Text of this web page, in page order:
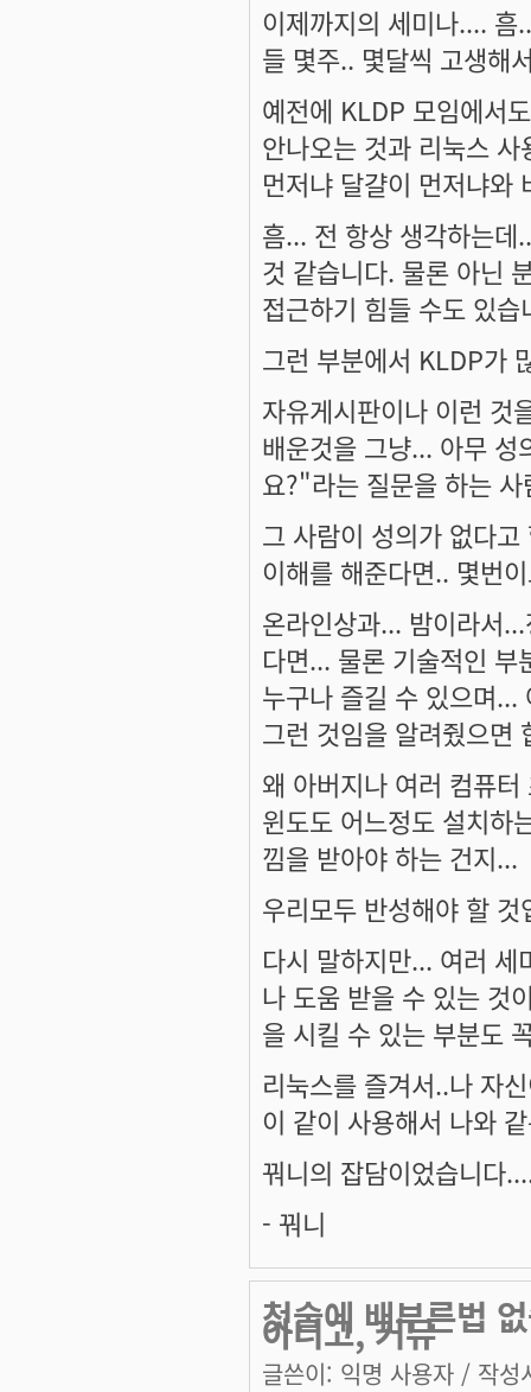
이제까지의 세미나....
들 몇주.. 몇달씩 고생해
예전에 KLDP 모임에서
안나오는 것과 리눅스
먼저냐 달걀이 먼저냐와
흠... 전 항상 생각하는데
것 같습니다. 물론 아닌
접근하기 힘들 수도 있습
그런 부분에서 KLDP가
자유게시판이나 이런 것
배운것을 그냥... 아무
요?"라는 질문을 하는
그 사람이 성의가 없다
이해를 해준다면.. 몇번
온라인상과... 밤이라서
다면... 물론 기술적인
누구나 즐길 수 있으며
그런 것임을 알려줬으면
왜 아버지나 여러 컴퓨
윈도도 어느정도 설치하
낌을 받아야 하는 건지...
우리모두 반성해야 할 것
다시 말하지만... 여러
나 도움 받을 수 있는 것
을 시킬 수 있는 부분도
리눅스를 즐겨서..나 자
이 같이 사용해서 나와
꿔니의 잡담이었습니다
- 꿔니
첫술에 배부른법
아니고, 커뮤
글쓴이: 익명 사용자 / 작성